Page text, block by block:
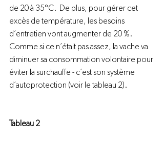
de 20 à 35°C.  De plus, pour gérer cet
excès de température, les besoins
d’entretien vont augmenter de 20 %.
Comme si ce n’était pas assez, la vache va
diminuer sa consommation volontaire pour
éviter la surchauffe - c’est son système
d’autoprotection (voir le tableau 2).
Tableau 2